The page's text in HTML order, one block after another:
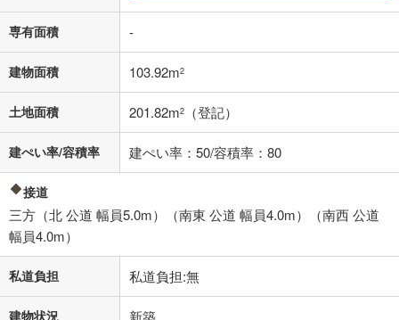
す。
条件によってお借り入れができないことがあります。
不動産会社に購入相談をする
閉じる
専有面積 -
建物面積 103.92m2
土地面積 201.82m2 （登記）
建ぺい率/容積率 建ぺい率：50/容積率：80
接道
三方（北 公道 幅員5.0m）（南東 公道 幅員4.0m）（南西 公道
幅員4.0m）
私道負担 私道負担:無
建物状況 新築